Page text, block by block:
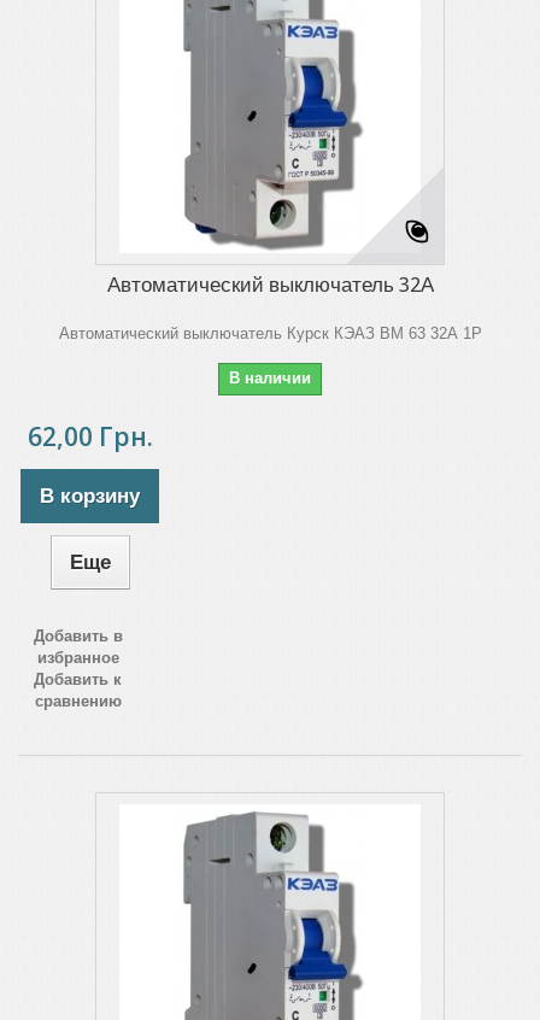
Автоматический выключатель 32А
Автоматический выключатель Курск КЭАЗ ВМ 63 32А 1Р
В наличии
62,00 Грн.
В корзину
Еще
Добавить в
избранное
Добавить к
сравнению